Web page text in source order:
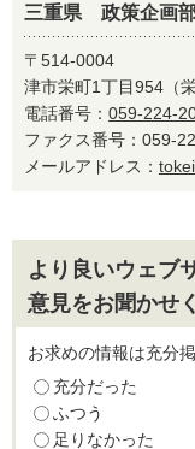
三重県 政策企画
〒514-0004
津市栄町1丁目954（
電話番号： 059-224-
ファクス番号：059-
メールアドレス：
より良いウェブ
意見をお聞かせ
お求めの情報は充分
充分だった
ふつう
足りなかった